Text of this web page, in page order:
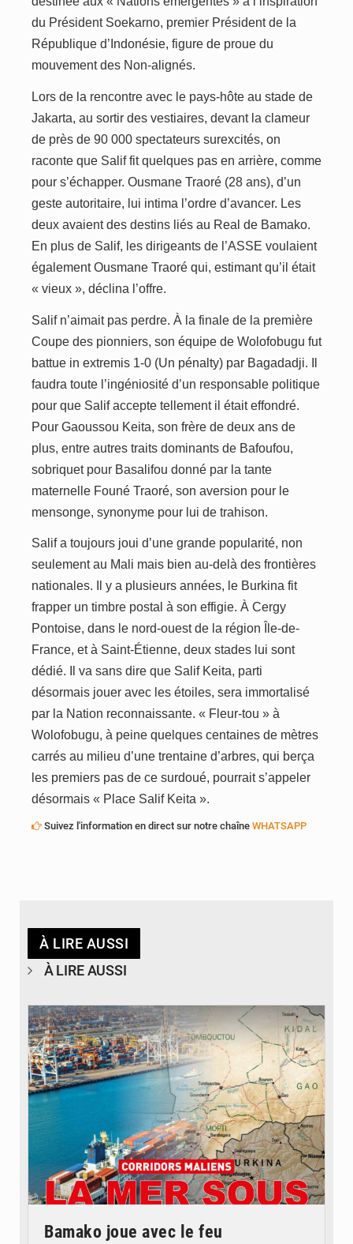
du Président Soekarno, premier Président de la
République d’Indonésie, figure de proue du
mouvement des Non-alignés.
Lors de la rencontre avec le pays-hôte au stade de
Jakarta, au sortir des vestiaires, devant la clameur
de près de 90 000 spectateurs surexcités, on
raconte que Salif fit quelques pas en arrière, comme
pour s’échapper. Ousmane Traoré (28 ans), d’un
geste autoritaire, lui intima l’ordre d’avancer. Les
deux avaient des destins liés au Real de Bamako.
En plus de Salif, les dirigeants de l’ASSE voulaient
également Ousmane Traoré qui, estimant qu’il était
« vieux », déclina l’offre.
Salif n’aimait pas perdre. À la finale de la première
Coupe des pionniers, son équipe de Wolofobugu fut
battue in extremis 1-0 (Un pénalty) par Bagadadji. Il
faudra toute l’ingéniosité d’un responsable politique
pour que Salif accepte tellement il était effondré.
Pour Gaoussou Keita, son frère de deux ans de
plus, entre autres traits dominants de Bafoufou,
sobriquet pour Basalifou donné par la tante
maternelle Founé Traoré, son aversion pour le
mensonge, synonyme pour lui de trahison.
Salif a toujours joui d’une grande popularité, non
seulement au Mali mais bien au-delà des frontières
nationales. Il y a plusieurs années, le Burkina fit
frapper un timbre postal à son effigie. À Cergy
Pontoise, dans le nord-ouest de la région Île-de-
France, et à Saint-Étienne, deux stades lui sont
dédié. Il va sans dire que Salif Keita, parti
désormais jouer avec les étoiles, sera immortalisé
par la Nation reconnaissante. « Fleur-tou » à
Wolofobugu, à peine quelques centaines de mètres
carrés au milieu d’une trentaine d’arbres, qui berça
les premiers pas de ce surdoué, pourrait s’appeler
désormais « Place Salif Keita ».
Suivez l'information en direct sur notre chaîne WHATSAPP
À LIRE AUSSI
À LIRE AUSSI
© JDM
Bamako joue avec le feu